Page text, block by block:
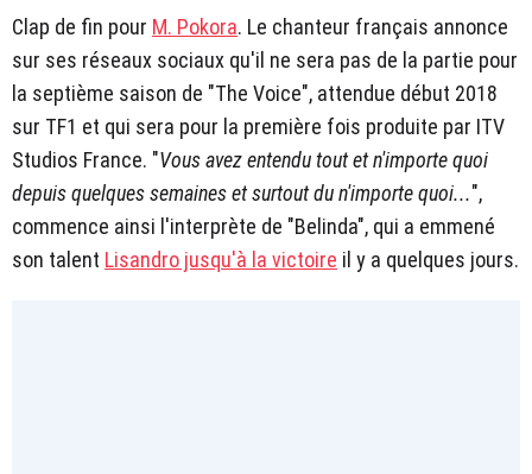
Clap de fin pour M. Pokora. Le chanteur français annonce
sur ses réseaux sociaux qu'il ne sera pas de la partie pour
la septième saison de "The Voice", attendue début 2018
sur TF1 et qui sera pour la première fois produite par ITV
Studios France. "Vous avez entendu tout et n'importe quoi
depuis quelques semaines et surtout du n'importe quoi...",
commence ainsi l'interprète de "Belinda", qui a emmené
son talent Lisandro jusqu'à la victoire il y a quelques jours.